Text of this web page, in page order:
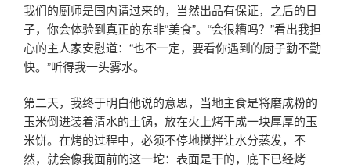
我们的厨师是国内请过来的，当然出品有保证，之后的日
子，你会体验到真正的东非“美食”。“会很糟吗？”看出我担
心的主人家安慰道：“也不一定，要看你遇到的厨子勤不勤
快。”听得我一头雾水。
第二天，我终于明白他说的意思，当地主食是将磨成粉的
玉米倒进装着清水的土锅，放在火上烤干成一块厚厚的玉
米饼。在烤的过程中，必须不停地搅拌让水分蒸发，不
然，就会像我面前的这一坨：表面是干的，底下已经烤